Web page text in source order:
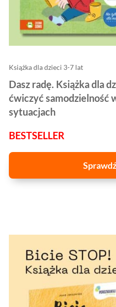
Książka dla dzieci 3-7 lat
Dasz radę. Książka dla
ćwiczyć samodzielność
sytuacjach
BESTSELLER